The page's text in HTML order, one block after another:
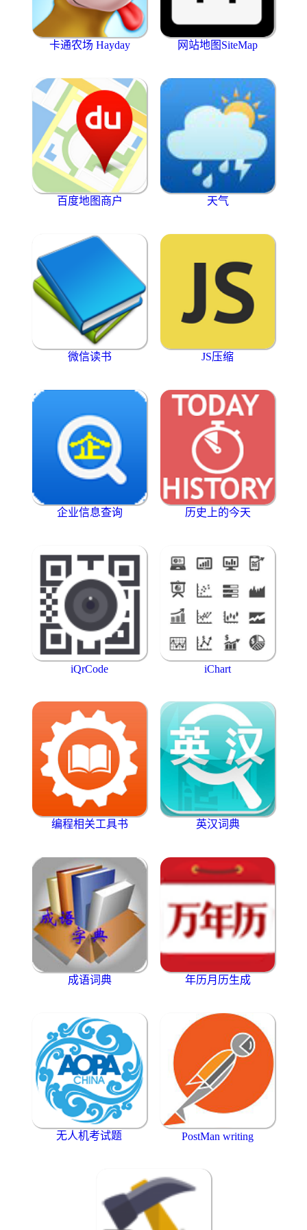
卡通农场 Hayday 网站地图SiteMap
百度地图商户 天气
微信读书 JS压缩
企业信息查询 历史上的今天
iQrCode iChart
编程相关工具书 英汉词典
成语词典 年历月历生成
无人机考试题 PostMan writing